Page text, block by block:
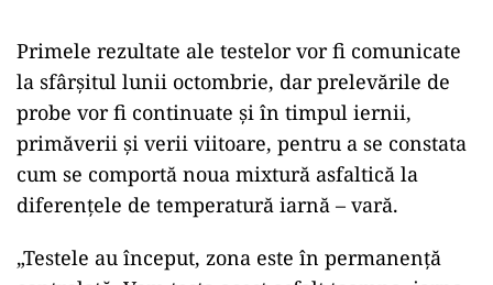
Primele rezultate ale testelor vor fi comunicate
la sfârșitul lunii octombrie, dar prelevările de
probe vor fi continuate și în timpul iernii,
primăverii și verii viitoare, pentru a se constata
cum se comportă noua mixtură asfaltică la
diferențele de temperatură iarnă – vară.
„Testele au început, zona este în permanență